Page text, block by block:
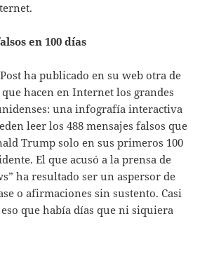
en 100 días
ha publicado en su web otra de
hacen en Internet los grandes
una infografía interactiva
leer los 488 mensajes falsos que
Trump solo en sus primeros 100
El que acusó a la prensa de
ha resultado ser un aspersor de
o afirmaciones sin sustento. Casi
que había días que ni siquiera